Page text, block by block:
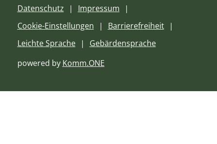
Datenschutz
Impressum
Cookie-Einstellungen
Barrierefreiheit
Leichte Sprache
Gebärdensprache
powered by Komm.ONE